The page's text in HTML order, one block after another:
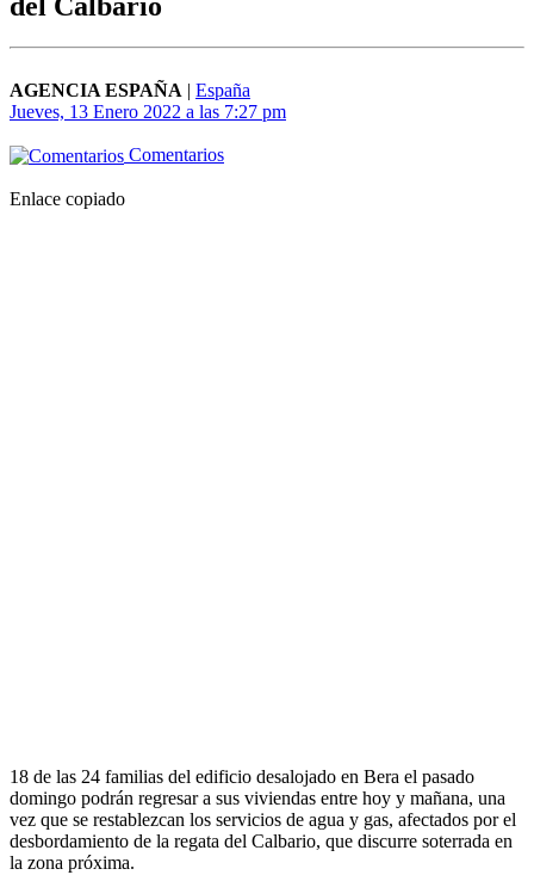
AGENCIA ESPAÑA | España
Jueves, 13 Enero 2022 a las 7:27 pm
Comentarios
Enlace copiado
18 de las 24 familias del edificio desalojado en Bera el pasado
domingo podrán regresar a sus viviendas entre hoy y mañana, una
vez que se restablezcan los servicios de agua y gas, afectados por el
desbordamiento de la regata del Calbario, que discurre soterrada en
la zona próxima.